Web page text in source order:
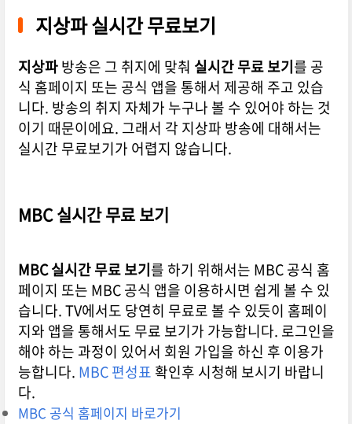
지상파 실시간 무료보기
지상파방송은 그 취지에 맞춰 실시간 무료 보기를 공
식 홈페이지 또는 공식 앱을 통해서 제공해 주고 있습
니다. 방송의 취지 자체가 누구나 볼 수 있어야 하는 것
이기 때문이에요. 그래서 각 지상파 방송에 대해서는
실시간 무료보기가 어렵지 않습니다.
MBC 실시간 무료 보기
MBC 실시간 무료 보기를 하기 위해서는 MBC 공식 홈
페이지 또는 MBC 공식 앱을 이용하시면 쉽게 볼 수 있
습니다. TV에서도 당연히 무료로 볼 수 있듯이 홈페이
지와 앱을 통해서도 무료 보기가 가능합니다. 로그인을
해야 하는 과정이 있어서 회원 가입을 하신 후 이용가
능합니다. MBC 편성표 확인후 시청해 보시기 바랍니
다.
MBC 공식 홈페이지 바로가기